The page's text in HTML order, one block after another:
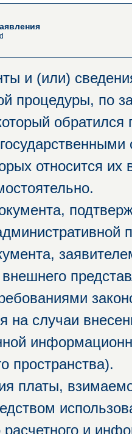
и (или)
процедуры, по
относится
на случаи
пространства).
платы,
и